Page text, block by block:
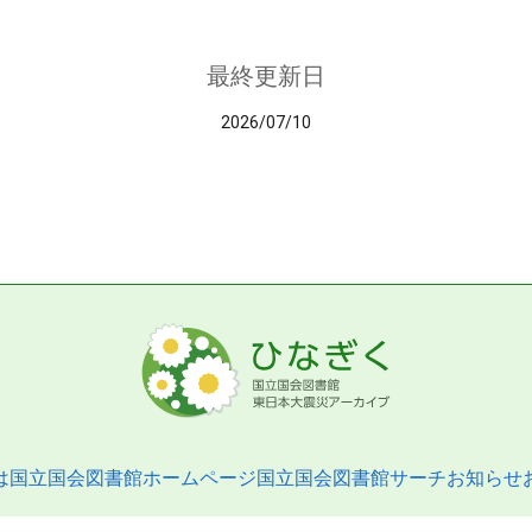
最終更新日
2026/07/10
国立国会図書館ホームページ国立国会図書館サーチお知らせ